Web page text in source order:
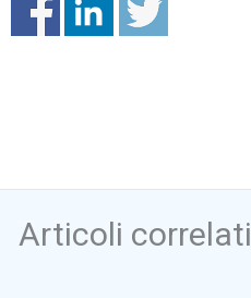
Articoli correlati